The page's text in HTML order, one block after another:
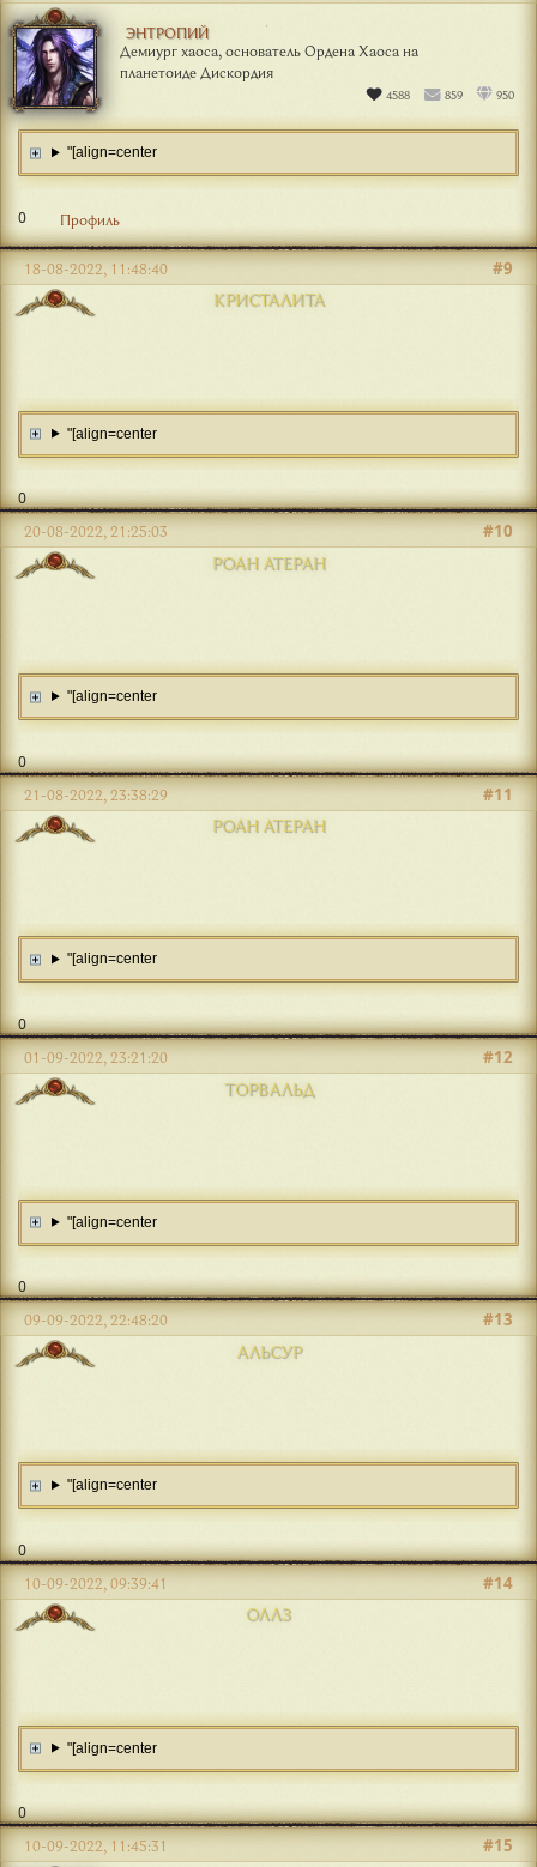
ЭНТРОПИЙ
Демиург хаоса, основатель Ордена Хаоса на
планетоиде Дискордия
4588 859 950
"[align=center
0 Профиль
КРИСТАЛИТА
#9
18-08-2022, 11:48:40
"[align=center
0
РОАН АТЕРАН
#10
20-08-2022, 21:25:03
"[align=center
0
РОАН АТЕРАН
#11
21-08-2022, 23:38:29
"[align=center
0
ТОРВАЛЬД
#12
01-09-2022, 23:21:20
"[align=center
0
АЛЬСУР
#13
09-09-2022, 22:48:20
"[align=center
0
ОЛЛЗ
#14
10-09-2022, 09:39:41
"[align=center
0
#15
10-09-2022, 11:45:31